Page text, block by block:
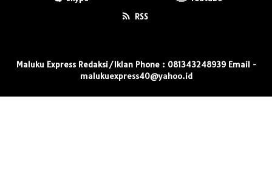
RSS
Maluku Express Redaksi/Iklan Phone : 081343248939 Email -
malukuexpress40@yahoo.id